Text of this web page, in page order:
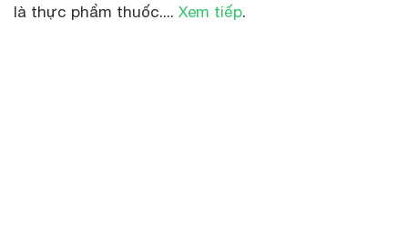
là thực phẩm thuốc.... Xem tiếp.